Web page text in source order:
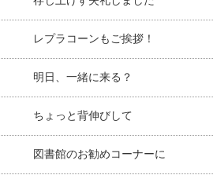
レプラコーンもご挨拶！
明日、一緒に来る？
ちょっと背伸びして
図書館のお勧めコーナーに